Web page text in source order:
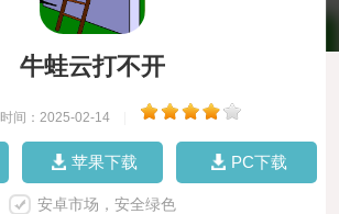
牛蛙云打不开
时间：2025-02-14
苹果下载 PC下载
安卓市场，安全绿色